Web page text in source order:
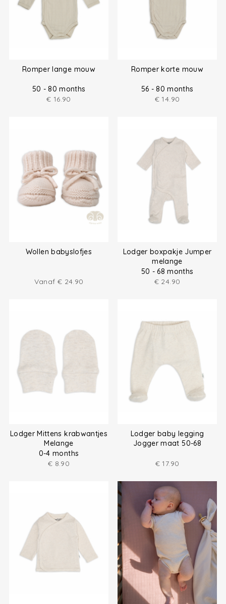
Romper lange mouw
50 - 80 months
€ 16.90
Romper korte mouw
56 - 80 months
€ 14.90
Wollen babyslofjes
Vanaf € 24.90
Lodger boxpakje Jumper
melange
50 - 68 months
€ 24.90
Lodger Mittens krabwantjes
Melange
0-4 months
€ 8.90
Lodger baby legging
Jogger maat 50-68
€ 17.90